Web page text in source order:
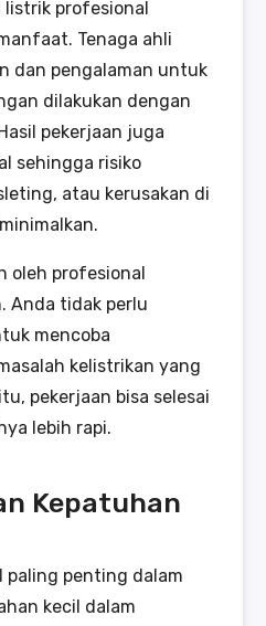
listrik profesional
Tenaga ahli
dan pengalaman untuk
dilakukan dengan
pekerjaan juga
sehingga risiko
atau kerusakan di
oleh profesional
Anda tidak perlu
mencoba
kelistrikan yang
pekerjaan bisa selesai
lebih rapi.
Kepatuhan
paling penting dalam
kecil dalam